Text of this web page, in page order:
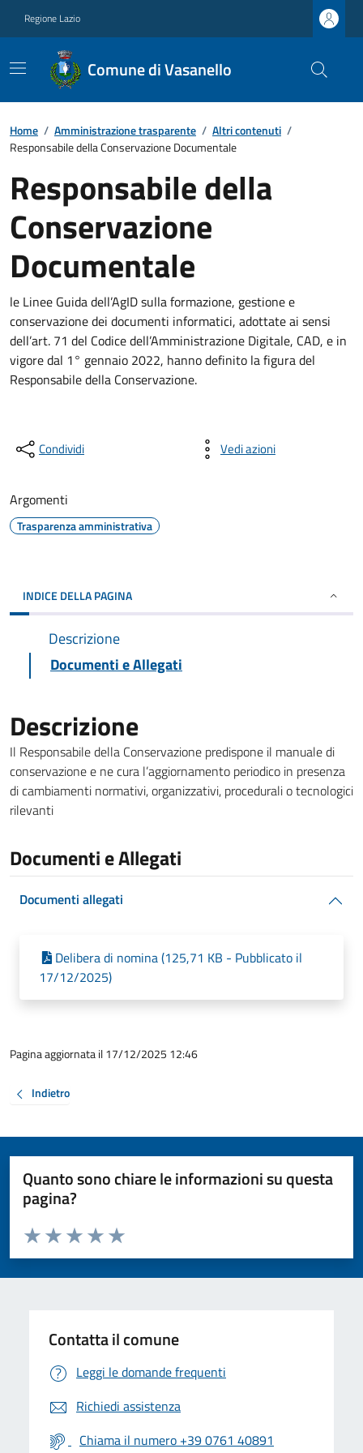
Regione Lazio
Comune di Vasanello
Home / Amministrazione trasparente / Altri contenuti /
Responsabile della Conservazione Documentale
Responsabile della
Conservazione
Documentale
le Linee Guida dell’AgID sulla formazione, gestione e
conservazione dei documenti informatici, adottate ai sensi
dell’art. 71 del Codice dell’Amministrazione Digitale, CAD, e in
vigore dal 1° gennaio 2022, hanno definito la figura del
Responsabile della Conservazione.
Condividi Vedi azioni
Argomenti
Trasparenza amministrativa
INDICE DELLA PAGINA
Descrizione
Documenti e Allegati
Descrizione
Il Responsabile della Conservazione predispone il manuale di
conservazione e ne cura l’aggiornamento periodico in presenza
di cambiamenti normativi, organizzativi, procedurali o tecnologici
rilevanti
Documenti e Allegati
Documenti allegati
Delibera di nomina (125,71 KB - Pubblicato il
17/12/2025)
Pagina aggiornata il 17/12/2025 12:46
Indietro
Quanto sono chiare le informazioni su questa
pagina?
Valuta da 1 a 5 stelle la pagina
Valuta 5 stelle su 5
Valuta 4 stelle su 5
Valuta 3 stelle su 5
Valuta 2 stelle su 5
Valuta 1 stelle su 5
Contatta il comune
Leggi le domande frequenti
Richiedi assistenza
Chiama il numero +39 0761 40891